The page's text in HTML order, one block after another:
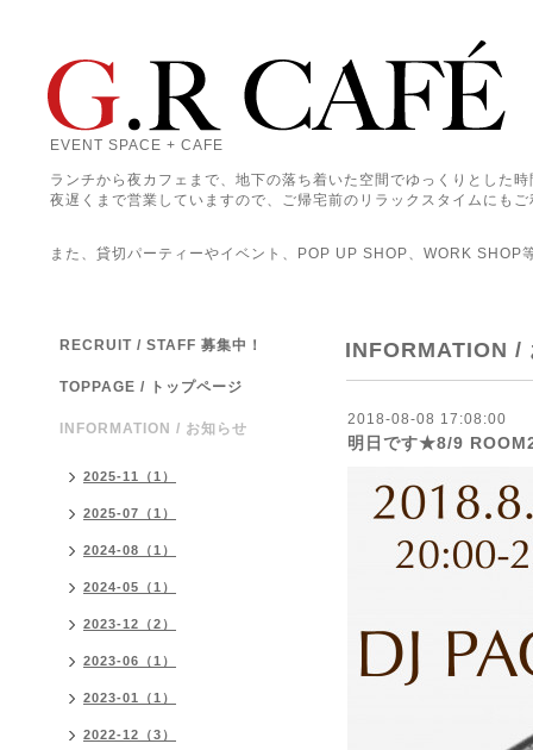
EVENT SPACE + CAFE
ランチから夜カフェまで、地下の落ち着いた空間でゆっくりとした
夜遅くまで営業していますので、ご帰宅前のリラックスタイムにも
また、貸切パーティーやイベント、POP UP SHOP、WORK SHOP
INFORMATION /
2018-08-08 17:08:00
明日です★8/9
RECRUIT / STAFF 募集中！
TOPPAGE / トップページ
INFORMATION / お知らせ
2025-11（1）
2025-07（1）
2024-08（1）
2024-05（1）
2023-12（2）
2023-06（1）
2023-01（1）
2022-12（3）